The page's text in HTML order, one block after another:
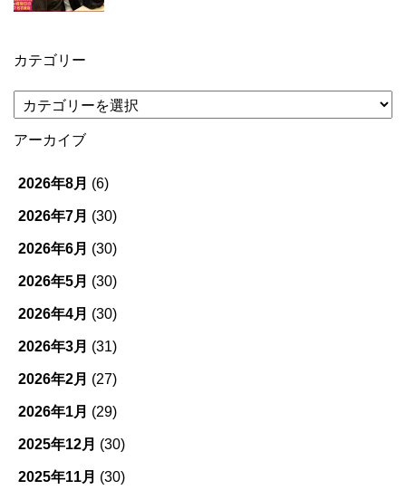
カテゴリー
テ
ゴ
ー
アーカイブ
2026年8月 (6)
2026年7月 (30)
2026年6月 (30)
2026年5月 (30)
2026年4月 (30)
2026年3月 (31)
2026年2月 (27)
2026年1月 (29)
2025年12月 (30)
2025年11月 (30)